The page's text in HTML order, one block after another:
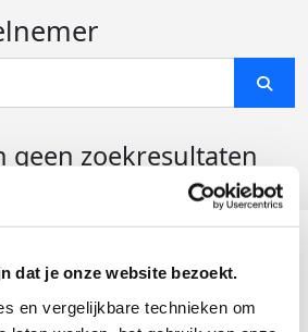
dat je onze website bezoekt.
en vergelijkbare technieken om
geen zoekresultaten